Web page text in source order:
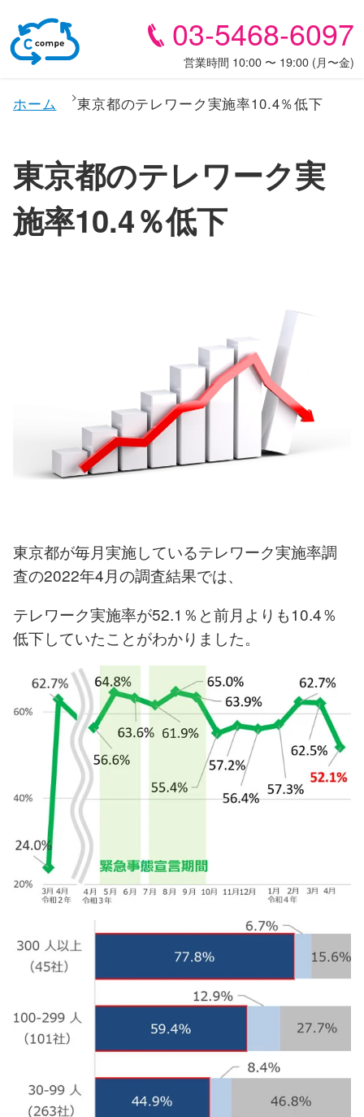
03-5468-6097
営業時間 10:00 〜 19:00 (月〜金)
ホーム 東京都のテレワーク実施率10.4％低下
東京都のテレワーク実
施率10.4％低下
東京都が毎月実施しているテレワーク実施率調
査の2022年4月の調査結果では、
テレワーク実施率が52.1％と前月よりも10.4％
低下していたことがわかりました。